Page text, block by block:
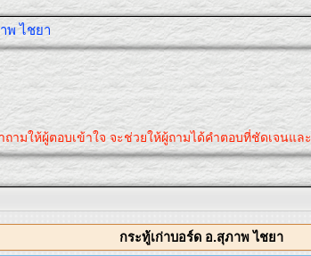
พ ไชยา
ถามให้ผู้ตอบเข้าใจ จะช่วยให้ผู้ถามได้คำตอบที่ชัดเจนแ
กระทู้เก่าบอร์ด อ.สุภาพ ไชยา